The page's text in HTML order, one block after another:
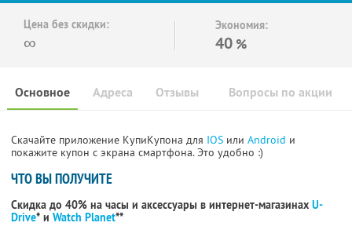
Цена без скидки:
∞
Экономия:
40 %
Основное Отзывы Вопросы по акции
Адреса
Скачайте приложение КупиКупона для IOS или Android и
покажите купон с экрана смартфона. Это удобно :)
ЧТО ВЫ ПОЛУЧИТЕ
Скидка до 40% на часы и аксессуары в интернет-магазинах U-
Drive* и Watch Planet**